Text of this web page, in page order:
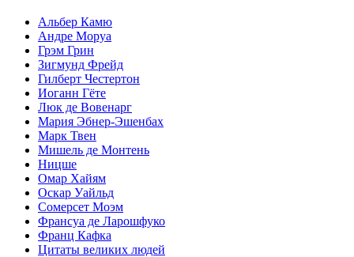
Альбер Камю
Андре Моруа
Грэм Грин
Зигмунд Фрейд
Гилберт Честертон
Иоганн Гёте
Люк де Вовенарг
Мария Эбнер-Эшенбах
Марк Твен
Мишель де Монтень
Ницше
Омар Хайям
Оскар Уайльд
Сомерсет Моэм
Франсуa де Ларошфуко
Франц Кафка
Цитаты великих людей